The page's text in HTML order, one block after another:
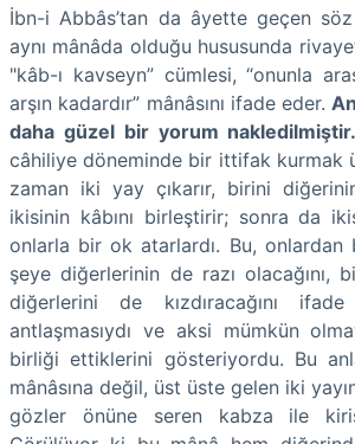
İbn-i Abbâs’tan da âyette geçen
aynı mânâda olduğu hususunda
"kâb-ı kavseyn” cümlesi, “onunla
arşın kadardır” mânâsını ifade eder.
daha güzel bir yorum
câhiliye döneminde bir ittifak kurmak
zaman iki yay çıkarır, birini
ikisinin kâbını birleştirir; sonra da
onlarla bir ok atarlardı. Bu, onlardan
şeye diğerlerinin de razı olacağını,
diğerlerini de kızdıracağını
antlaşmasıydı ve aksi mümkün
birliği ettiklerini gösteriyordu. Bu
mânâsına değil, üst üste gelen iki
gözler önüne seren kabza ile